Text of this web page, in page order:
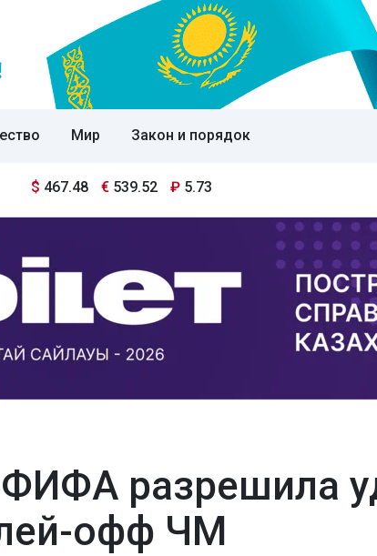
Мир Закон и порядок
$ 467.48 € 539.52 ₽ 5.73
разрешила
офф ЧМ